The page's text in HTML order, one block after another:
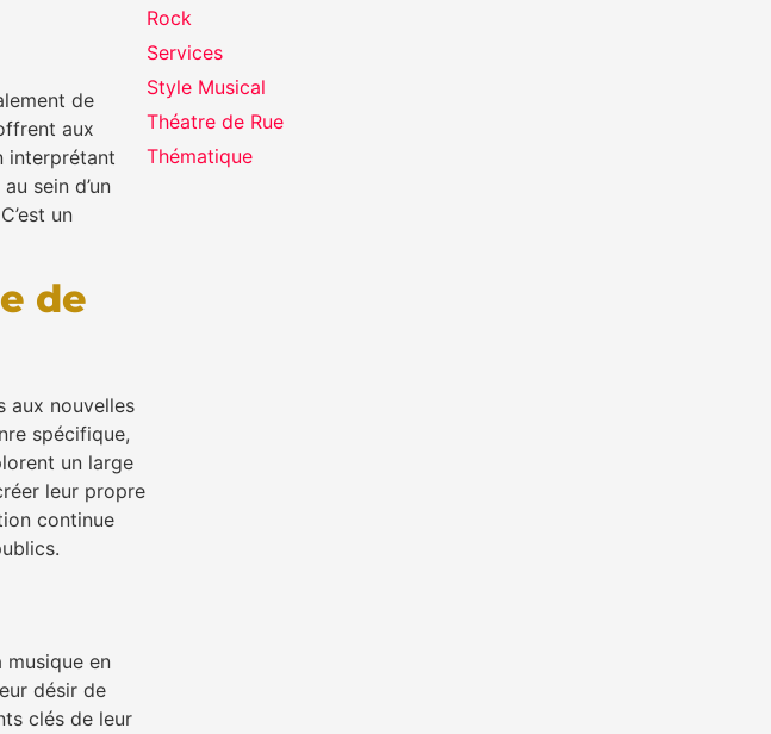
de
aux
interprétant
sein d’un
un
de
aux nouvelles
spécifique,
un large
leur propre
continue
musique en
désir de
clés de leur
Rock
Services
Style Musical
Théatre de Rue
Thématique